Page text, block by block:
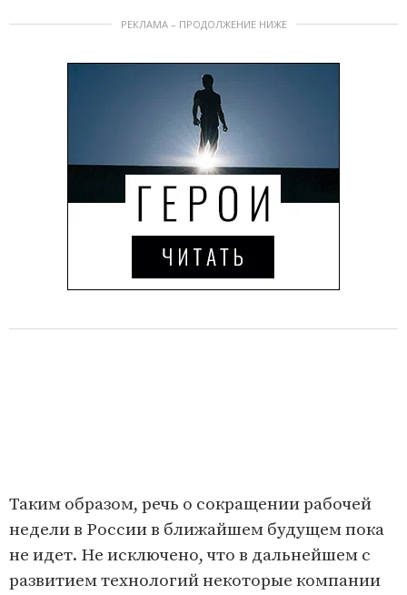
РЕКЛАМА – ПРОДОЛЖЕНИЕ НИЖЕ
Таким образом, речь о сокращении рабочей
недели в России в ближайшем будущем пока
не идет. Не исключено, что в дальнейшем с
развитием технологий некоторые компании